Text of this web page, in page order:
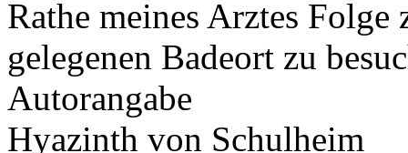
Rathe meines Arztes Folge
gelegenen Badeort zu
Autorangabe
Hyazinth von Schulheim